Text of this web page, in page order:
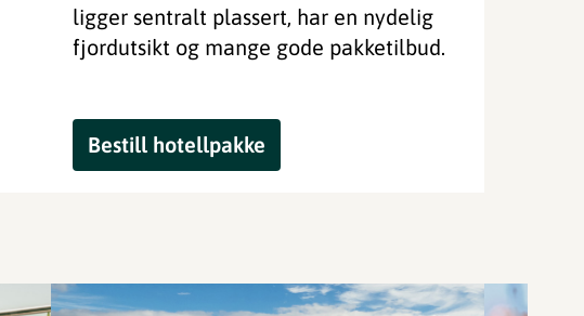
ligger sentralt plassert, har en nydelig
fjordutsikt og mange gode pakketilbud.
Bestill hotellpakke